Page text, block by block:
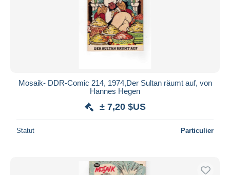
Mosaik- DDR-Comic 214, 1974,Der Sultan räumt auf, von
Hannes Hegen
± 7,20 $US
Statut Particulier